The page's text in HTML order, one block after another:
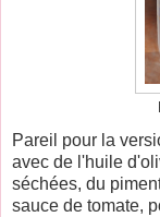
Pareil pour la
avec de l'huile
séchées, du
sauce de tomate,